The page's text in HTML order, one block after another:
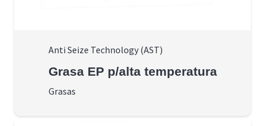
Anti Seize Technology (AST)
Grasa EP p/alta temperatura
Grasas